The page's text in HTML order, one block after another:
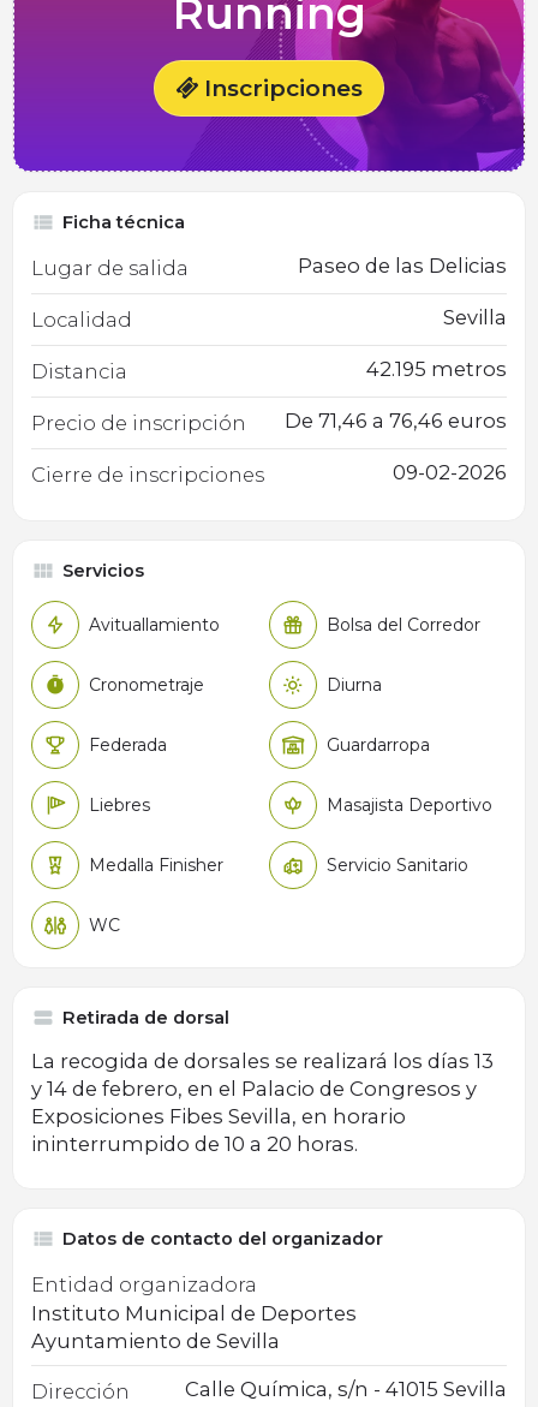
Running
Inscripciones
Ficha técnica
Lugar de salida Paseo de las Delicias
Localidad Sevilla
Distancia 42.195 metros
Precio de inscripción De 71,46 a 76,46 euros
Cierre de inscripciones 09-02-2026
Servicios
Avituallamiento Bolsa del Corredor
Cronometraje Diurna
Federada Guardarropa
Liebres Masajista Deportivo
Medalla Finisher Servicio Sanitario
WC
Retirada de dorsal
La recogida de dorsales se realizará los días 13
y 14 de febrero, en el Palacio de Congresos y
Exposiciones Fibes Sevilla, en horario
ininterrumpido de 10 a 20 horas.
Datos de contacto del organizador
Entidad organizadora
Instituto Municipal de Deportes
Ayuntamiento de Sevilla
Dirección Calle Química, s/n - 41015 Sevilla